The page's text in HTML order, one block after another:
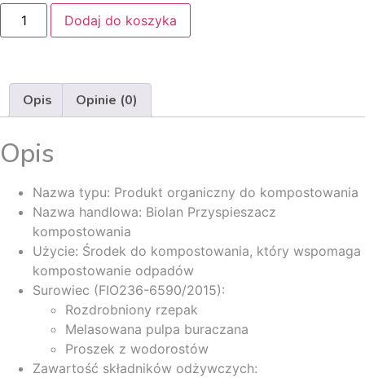
Dodaj do koszyka
Opis Opinie (0)
Opis
Nazwa typu: Produkt organiczny do kompostowania
Nazwa handlowa: Biolan Przyspieszacz
kompostowania
Użycie: Środek do kompostowania, który wspomaga
kompostowanie odpadów
Surowiec (FIO236-6590/2015):
Rozdrobniony rzepak
Melasowana pulpa buraczana
Proszek z wodorostów
Zawartość składników odżywczych: